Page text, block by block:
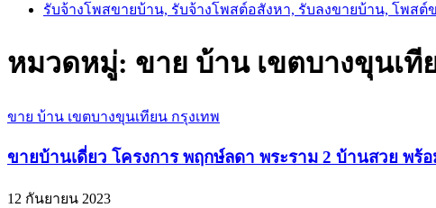
รับจ้างโพสขายบ้าน, รับจ้างโพสต์อสังหา, รับลงขายบ้าน, โพสต์
หมวดหมู่: ขาย บ้าน เขตบางขุนเที
ขาย บ้าน เขตบางขุนเทียน กรุงเทพ
ขายบ้านเดี่ยว โครงการ พฤกษ์ลดา พระราม 2 บ้านสวย พร้
12 กันยายน 2023